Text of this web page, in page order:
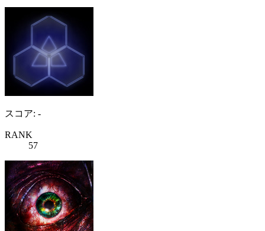
スコア: -
RANK
57